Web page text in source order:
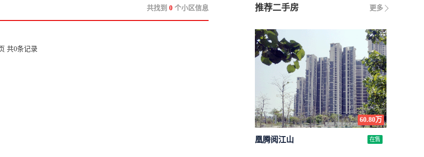
共找到 0 个小区信息
共0条记录
更多
推荐二手房
60.80万
凰腾阅江山 在售